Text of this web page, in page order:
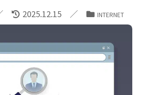
2025.12.15 INTERNET